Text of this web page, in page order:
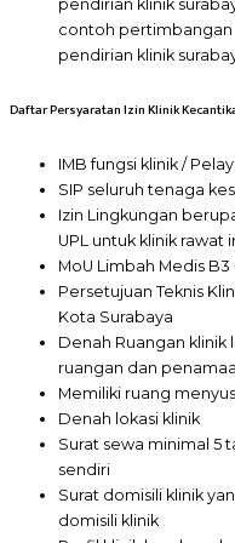
contoh pertimbangan
pendirian klinik
Daftar Persyaratan Izin Klinik
IMB fungsi klinik /
SIP seluruh tenaga
Izin Lingkungan
UPL untuk klinik rawat
MoU Limbah Medis
Persetujuan Teknis
Kota Surabaya
Denah Ruangan
ruangan dan
Memiliki ruang
Denah lokasi klinik
Surat sewa minimal 5
sendiri
Surat domisili klinik
domisili klinik